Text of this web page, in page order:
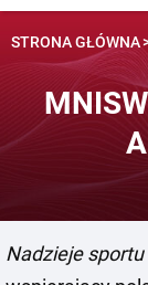
STRONA GŁÓWNA
Nadzieje